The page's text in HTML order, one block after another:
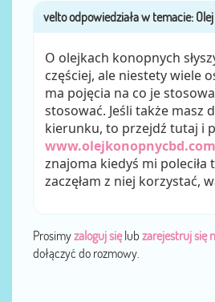
przezvelto
O olejkach konopnych
częściej, ale niestety wiele
ma pojęcia na co je
stosować. Jeśli także masz
kierunku, to przejdź tutaj i
znajoma kiedyś mi poleciła
zaczęłam z niej korzystać,
Prosimyzaloguj sięlub zarejestruj się
dołączyć do rozmowy.